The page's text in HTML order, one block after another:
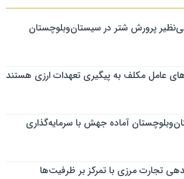
پرورش شتر در سیستان‌وبلوچستان
عامل مکلف به پیگیری تعهدات ارزی هستند
آماده جهش با سرمایه‌گذاری
تجارت مرزی با تمرکز بر ظرفیت‌ها